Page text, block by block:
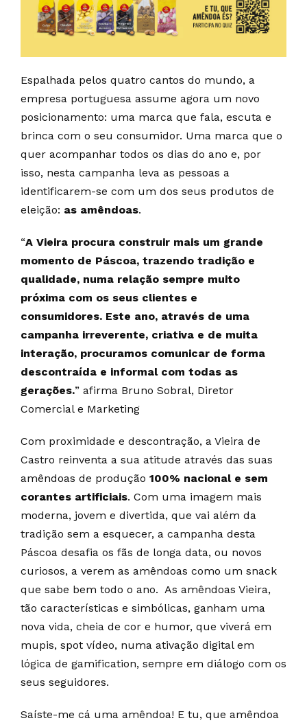
Espalhada pelos quatro cantos do mundo, a
empresa portuguesa assume agora um novo
posicionamento: uma marca que fala, escuta e
brinca com o seu consumidor. Uma marca que o
quer acompanhar todos os dias do ano e, por
isso, nesta campanha leva as pessoas a
identificarem-se com um dos seus produtos de
eleição: as amêndoas.
“A Vieira procura construir mais um grande
momento de Páscoa, trazendo tradição e
qualidade, numa relação sempre muito
próxima com os seus clientes e
consumidores. Este ano, através de uma
campanha irreverente, criativa e de muita
interação, procuramos comunicar de forma
descontraída e informal com todas as
gerações.” afirma Bruno Sobral, Diretor
Comercial e Marketing
Com proximidade e descontração, a Vieira de
Castro reinventa a sua atitude através das suas
amêndoas de produção 100% nacional e sem
corantes artificiais. Com uma imagem mais
moderna, jovem e divertida, que vai além da
tradição sem a esquecer, a campanha desta
Páscoa desafia os fãs de longa data, ou novos
curiosos, a verem as amêndoas como um snack
que sabe bem todo o ano. As amêndoas Vieira,
tão características e simbólicas, ganham uma
nova vida, cheia de cor e humor, que viverá em
mupis, spot vídeo, numa ativação digital em
lógica de gamification, sempre em diálogo com os
seus seguidores.
Saíste-me cá uma amêndoa! E tu, que amêndoa